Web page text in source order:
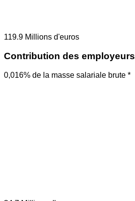
119.9 Millions d'euros
Contribution des employeurs
0,016% de la masse salariale brute *